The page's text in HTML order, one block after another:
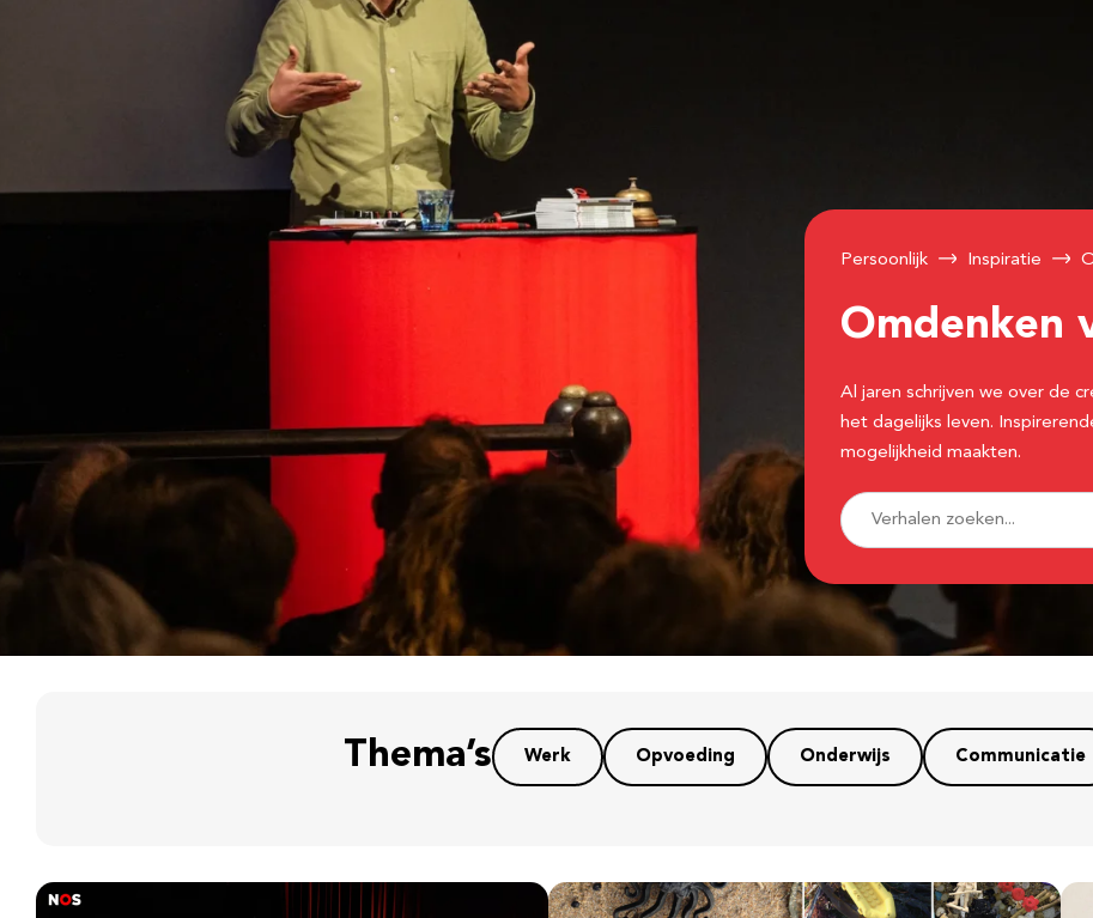
Persoonlijk Inspiratie
Omdenken
Al jaren schrijven we over de
het dagelijks leven.
mogelijkheid maakten.
Thema’s Werk Opvoeding Onderwijs Communicatie